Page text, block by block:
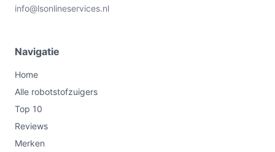
info@lsonlineservices.nl
Navigatie
Home
Alle robotstofzuigers
Top 10
Reviews
Merken